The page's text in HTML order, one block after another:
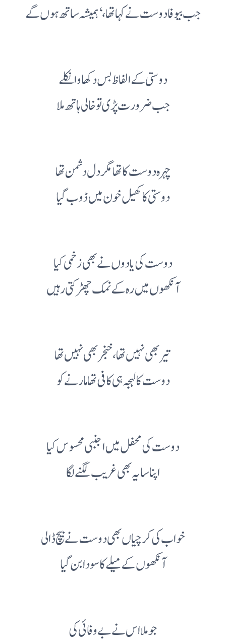
جب بیوفا دوست نے کہا تھا، ‘ہمیشہ ساتھ ہوں گے
دوستی کے الفاظ بس دکھاوا نکلے
جب ضرورت پڑی تو خالی ہاتھ ملا
چہرہ دوست کا تھا مگر دل دشمن تھا
دوستی کا کھیل خون میں ڈوب گیا
دوست کی یادوں نے بھی زخمی کیا
آنکھوں میں رہ کے نمک چھڑکتی رہیں
تیر بھی نہیں تھا، خنجر بھی نہیں تھا
دوست کا لہجہ ہی کافی تھا مارنے کو
دوست کی محفل میں اجنبی محسوس کیا
اپنا سایہ بھی غریب لگنے لگا
خواب کی کرچیاں بھی دوست نے بیچ ڈالی
آنکھوں کے میلے کا سودا بن گیا
جو ملا اس نے بے وفائی کی